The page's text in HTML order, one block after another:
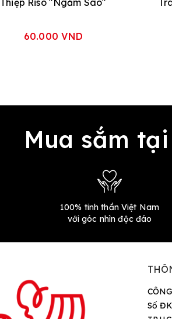
Thiệp Riso "Ngắm Sao"
60.000 VND
Mua sắm
100% tinh thần Việt Nam
với góc nhìn độc đáo
Số